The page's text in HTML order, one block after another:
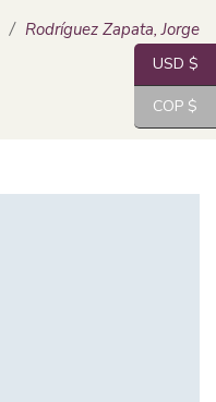
/ Rodríguez Zapata, Jorge
USD $
COP $